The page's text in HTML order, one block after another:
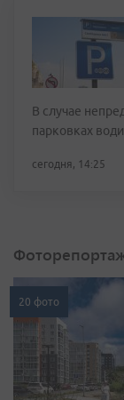
В случае
парковках
сегодня, 14:25
20 фото